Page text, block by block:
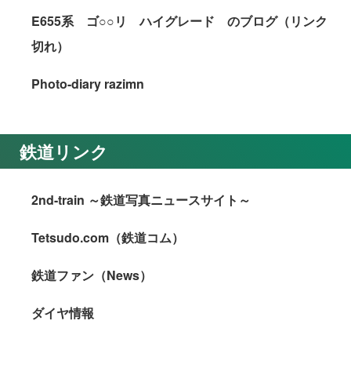
E655系 ゴ○○リ ハイグレード のブログ（リンク
切れ）
Photo-diary razimn
鉄道リンク
2nd-train ～鉄道写真ニュースサイト～
Tetsudo.com（鉄道コム）
鉄道ファン（News）
ダイヤ情報